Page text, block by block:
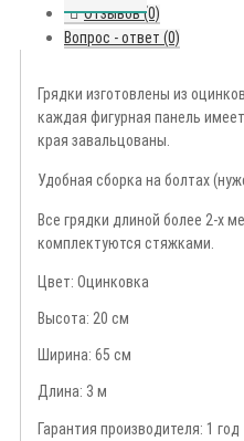
Отзывов (0)
Вопрос - ответ (0)
Грядки изготовлены из
каждая фигурная панель
края завальцованы.
Удобная сборка на болтах
Все грядки длиной более 2-х
комплектуются стяжками.
Цвет: Оцинковка
Высота: 20 см
Ширина: 65 см
Длина: 3 м
Гарантия производителя: 1 год